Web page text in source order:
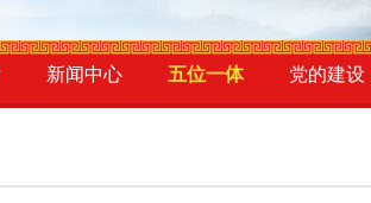
新闻中心 五位一体 党的建设